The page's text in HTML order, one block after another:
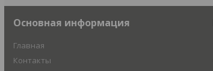
Основная информация
Главная
Контакты